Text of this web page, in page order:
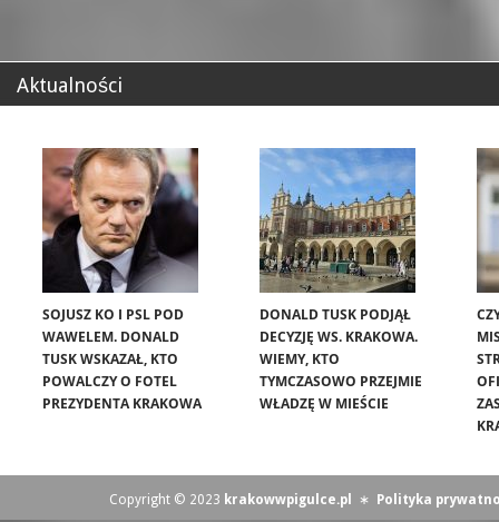
Aktualności
SOJUSZ KO I PSL POD
WAWELEM. DONALD
TUSK WSKAZAŁ, KTO
POWALCZY O FOTEL
PREZYDENTA KRAKOWA
DONALD TUSK PODJĄŁ
DECYZJĘ WS. KRAKOWA.
WIEMY, KTO
TYMCZASOWO PRZEJMIE
WŁADZĘ W MIEŚCIE
Copyright © 2023 krakowwpigulce.pl ∗ Polityka